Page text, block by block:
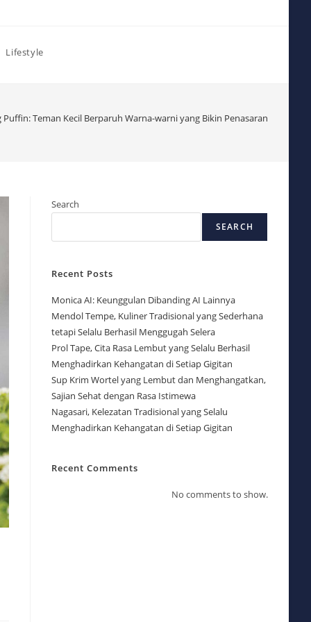
Lifestyle
Puffin: Teman Kecil Berparuh Warna-warni yang Bikin Penasaran
Search
SEARCH
Recent Posts
Monica AI: Keunggulan Dibanding AI Lainnya
Mendol Tempe, Kuliner Tradisional yang Sederhana
tetapi Selalu Berhasil Menggugah Selera
Prol Tape, Cita Rasa Lembut yang Selalu Berhasil
Menghadirkan Kehangatan di Setiap Gigitan
Sup Krim Wortel yang Lembut dan Menghangatkan,
Sajian Sehat dengan Rasa Istimewa
Nagasari, Kelezatan Tradisional yang Selalu
Menghadirkan Kehangatan di Setiap Gigitan
Recent Comments
No comments to show.